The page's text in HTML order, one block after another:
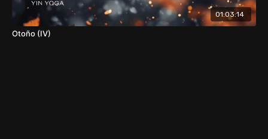
01:03:14
Otoño (IV)